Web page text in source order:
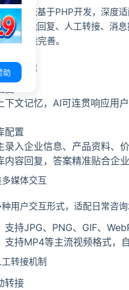
服系统基于PHP开发，深度
AI智能回复、人工转接、消
、功能完善。
客服功能
下文记忆，AI可连贯响应用
配置
录入企业信息、产品资料、
内容回复，答案精准贴合企业
媒体交互
用户交互形式，适配日常咨询
支持JPG、PNG、GIF、
支持MP4等主流视频格式，
转接机制
转接
助